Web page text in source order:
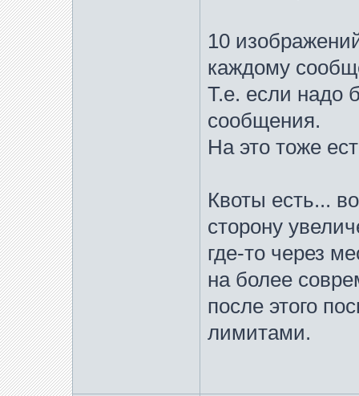
10
каждому
Т.е. если надо
сообщения.
На это тоже
Квоты есть...
сторону
где-то через
на более
после этого
лимитами.